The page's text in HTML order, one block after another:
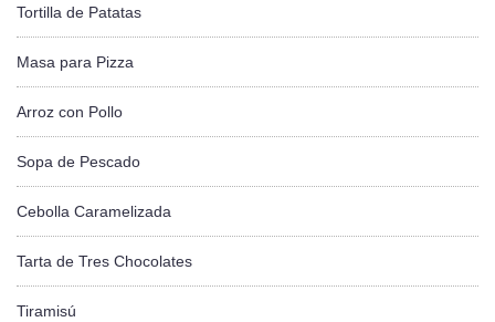
Tortilla de Patatas
Masa para Pizza
Arroz con Pollo
Sopa de Pescado
Cebolla Caramelizada
Tarta de Tres Chocolates
Tiramisú